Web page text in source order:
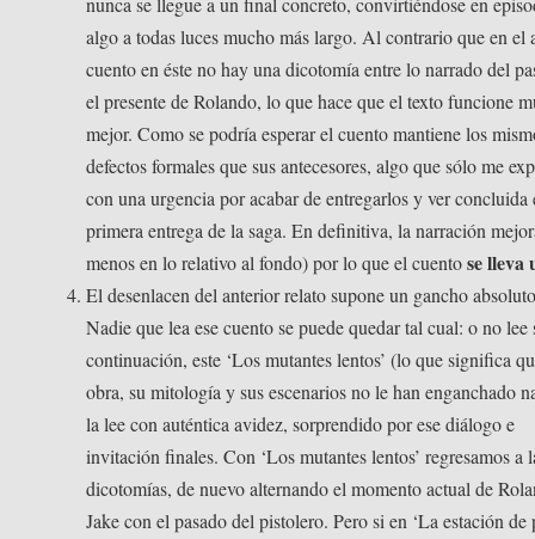
algo a todas luces mucho más largo. Al contrario que en el
cuento en éste no hay una dicotomía entre lo narrado del
el presente de Rolando, lo que hace que el texto funcione
mejor. Como se podría esperar el cuento mantiene los
defectos formales que sus antecesores, algo que sólo me
con una urgencia por acabar de entregarlos y ver concluida
primera entrega de la saga. En definitiva, la narración
menos en lo relativo al fondo) por lo que el cuentose lleva
El desenlacen del anterior relato supone un gancho
Nadie que lea ese cuento se puede quedar tal cual: o no lee
continuación, este ‘Los mutantes lentos’ (lo que significa
obra, su mitología y sus escenarios no le han enganchado
la lee con auténtica avidez, sorprendido por ese diálogo e
invitación finales. Con ‘Los mutantes lentos’ regresamos a
dicotomías, de nuevo alternando el momento actual de
Jake con el pasado del pistolero. Pero si en ‘La estación de